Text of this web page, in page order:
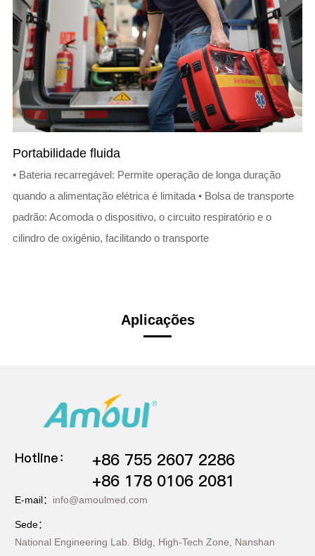
Portabilidade fluida
• Bateria recarregável: Permite operação de longa duração
quando a alimentação elétrica é limitada • Bolsa de transporte
padrão: Acomoda o dispositivo, o circuito respiratório e o
cilindro de oxigênio, facilitando o transporte
Aplicações
Hotline：
+86 755 2607 2286
+86 178 0106 2081
E-mail： info@amoulmed.com
Sede：
National Engineering Lab. Bldg, High-Tech Zone, Nanshan